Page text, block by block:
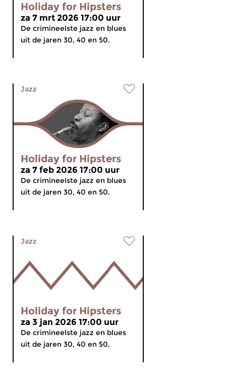
Holiday for Hipsters
za 7 mrt 2026 17:00 uur
De crimineelste jazz en blues
uit de jaren 30, 40 en 50.
Jazz
Holiday for Hipsters
za 7 feb 2026 17:00 uur
De crimineelste jazz en blues
uit de jaren 30, 40 en 50.
Jazz
Holiday for Hipsters
za 3 jan 2026 17:00 uur
De crimineelste jazz en blues
uit de jaren 30, 40 en 50.